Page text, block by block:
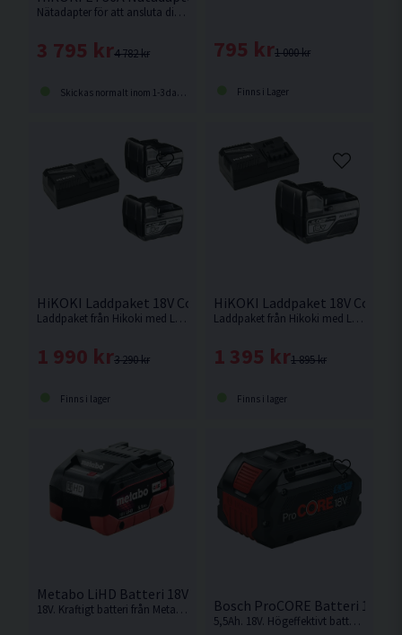
Nätadapter för att ansluta din 36V maskin till det fasta elnätet.
4 782 kr
3 795 kr
Skickas normalt inom 1-3 dagar
1 000 kr
795 kr
Finns i Lager
HiKOKI Laddpaket 18V Compact (2x5,0Ah)
Laddpaket från Hikoki med Li-Ion batterier på 5,0Ah för 18V Sladdlösa maskiner med Slide batterifäste samt snabbladare.
3 290 kr
1 990 kr
Finns i lager
HiKOKI Laddpaket 18V
Laddpaket från Hikoki med Li-Ion batteri på 5,0Ah för 18V sladdlösa maskiner med slide batterifäste samt snabbladdare.
1 895 kr
1 395 kr
Finns i lager
Metabo LiHD Batteri 18V (5,5Ah)
18V. Kraftigt batteri från Metabo i deras LiHD serie med gummerad botten och laddindikator. Bosch ProCORE Batteri 18V
5,5Ah. 18V. Högeffektivt batteri för upp till 2 000 W kabeleffekt.